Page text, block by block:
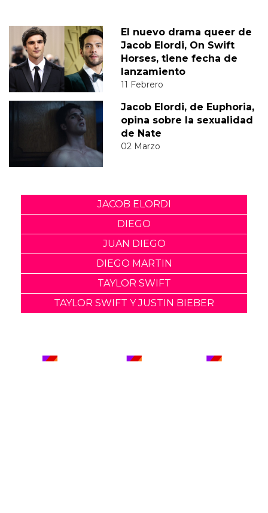
El nuevo drama queer de
Jacob Elordi, On Swift
Horses, tiene fecha de
lanzamiento
11 Febrero
Jacob Elordi, de Euphoria,
opina sobre la sexualidad
de Nate
02 Marzo
JACOB ELORDI
DIEGO
JUAN DIEGO
DIEGO MARTIN
TAYLOR SWIFT
TAYLOR SWIFT Y JUSTIN BIEBER